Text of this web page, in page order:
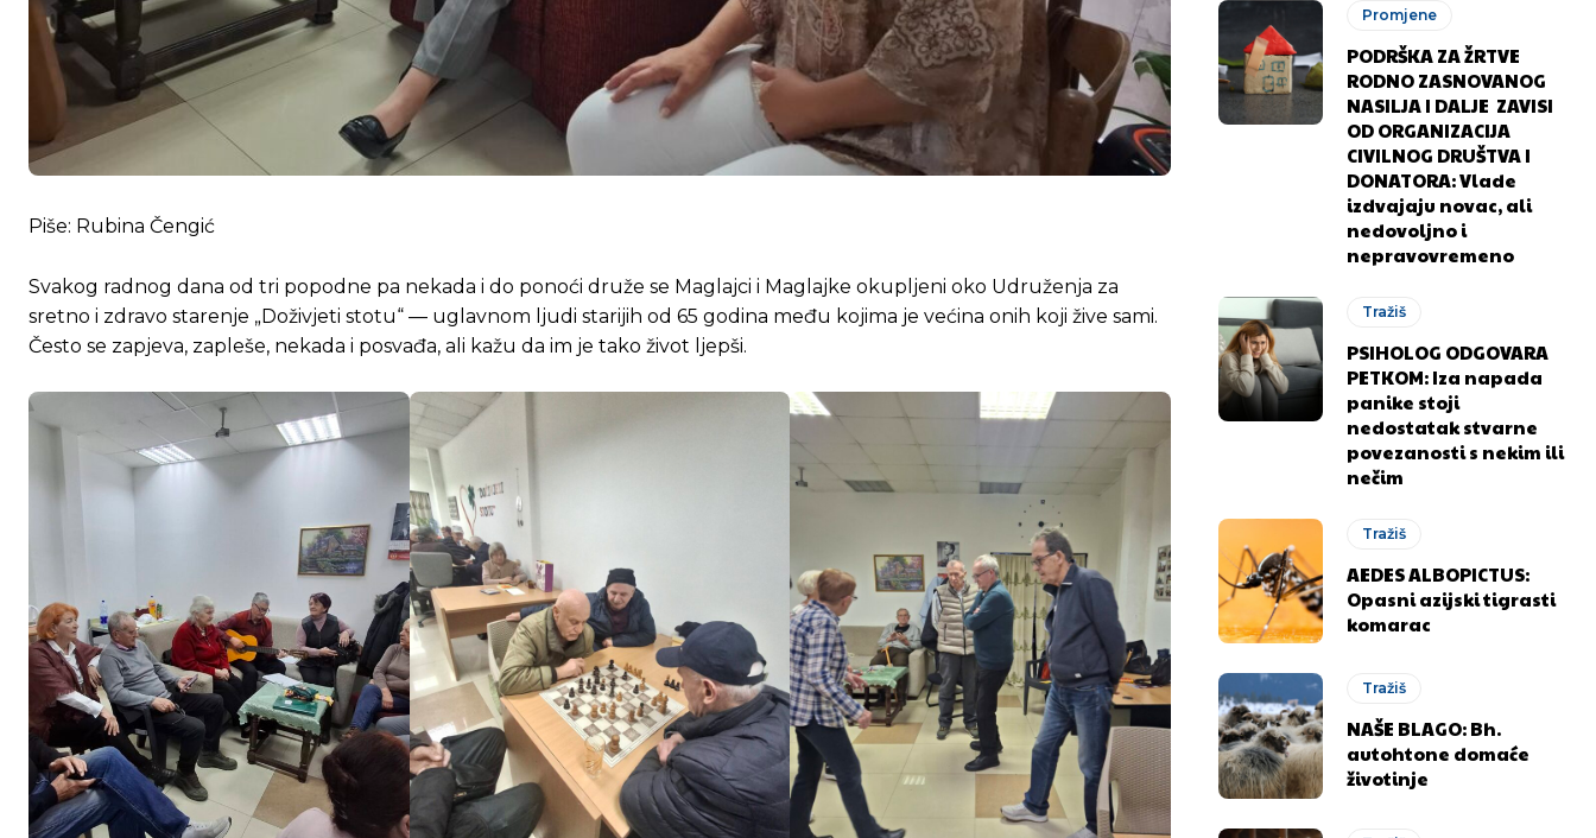
Piše: Rubina Čengić
Svakog radnog dana od tri popodne pa nekada i do ponoći druže se Maglajci i Maglajke okupljeni oko Udruženja za
sretno i zdravo starenje „Doživjeti stotu“ — uglavnom ljudi starijih od 65 godina među kojima je većina onih koji žive sami.
Često se zapjeva, zapleše, nekada i posvađa, ali kažu da im je tako život ljepši.
Promjene
PODRŠKA ZA ŽRTVE
RODNO ZASNOVANOG
NASILJA I DALJE ZAVISI
OD ORGANIZACIJA
CIVILNOG DRUŠTVA I
DONATORA: Vlade
izdvajaju novac, ali
nedovoljno i
nepravovremeno
Tražiš
PSIHOLOG ODGOVARA
PETKOM: Iza napada
panike stoji
nedostatak stvarne
povezanosti s nekim ili
nečim
Tražiš
AEDES ALBOPICTUS:
Opasni azijski tigrasti
komarac
Tražiš
NAŠE BLAGO: Bh.
autohtone domaće
životinje